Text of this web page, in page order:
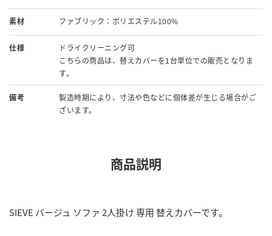
素材 ファブリック：ポリエステル100%
仕様
ドライクリーニング可
こちらの商品は、替えカバーを1台単位での販売となりま
す。
備考
製造時期により、寸法や色などに個体差が生じる場合がご
ざいます。
商品説明
SIEVE バージュ ソファ 2人掛け 専用 替えカバーです。